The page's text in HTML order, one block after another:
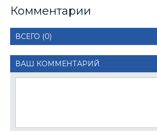
Комментарии
ВСЕГО (0)
ВАШ КОММЕНТАРИЙ